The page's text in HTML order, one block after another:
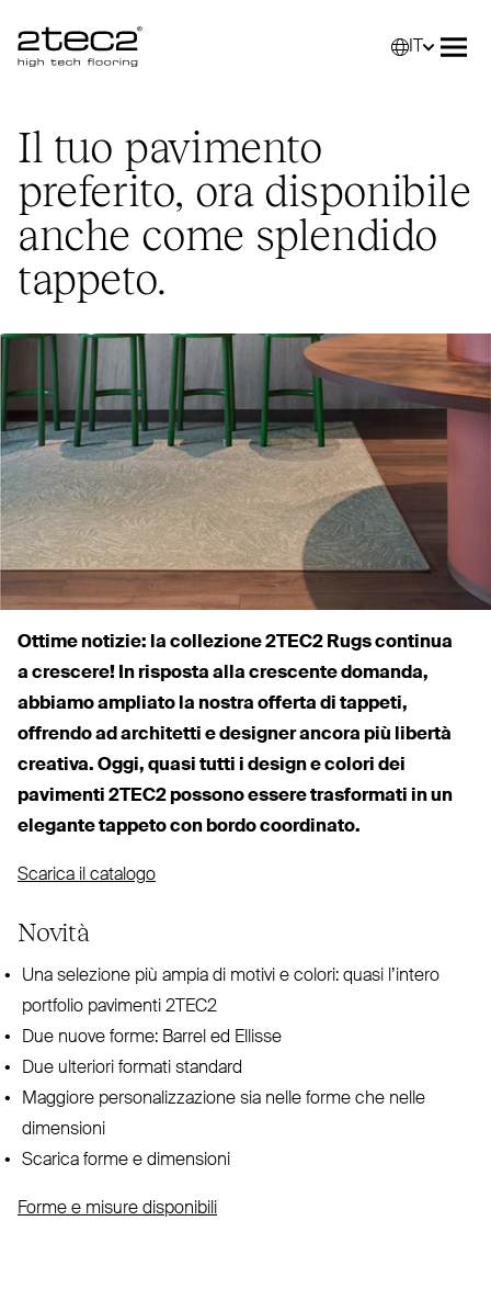
Primary
Il tuo pavimento
preferito, ora disponibile
anche come splendido
tappeto.
Ottime notizie: la col­lezione2TEC2 Rugs continua
a crescere! In risposta alla crescente domanda,
abbiamo ampliato la nostra offerta di tappeti,
offrendo ad architetti e designer ancora più libertà
creativa. Oggi, quasi tutti i design e colori dei
pavimenti 2TEC2 possono essere tra­sformati in un
elegante tappeto con bordo coordinato.
Scarica il catalogo
Novità
Una selezione più ampia di motivi e colori: quasi l’intero
portfolio pavimenti 2TEC2
Due nuove forme: Barrel ed Ellisse
Due ulteriori formati standard
Maggiore per­so­na­liz­zazione sia nelle forme che nelle
dimensioni
Scarica forme e dimensioni
Forme e misure disponibili